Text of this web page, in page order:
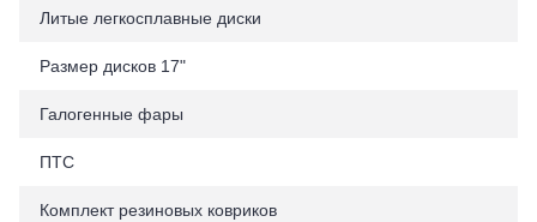
Литые легкосплавные диски
Размер дисков 17"
Галогенные фары
ПТС
Комплект резиновых ковриков